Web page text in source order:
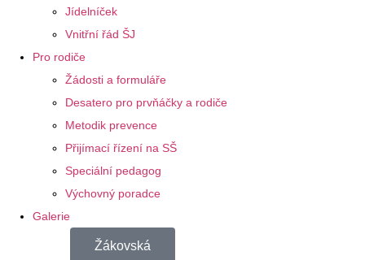
Jídelníček
Vnitřní řád ŠJ
Pro rodiče
Žádosti a formuláře
Desatero pro prvňáčky a rodiče
Metodik prevence
Přijímací řízení na SŠ
Speciální pedagog
Výchovný poradce
Galerie
Žákovská